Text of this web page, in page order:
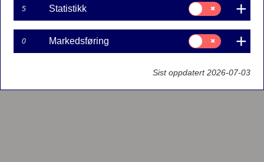
5 Statistikk
Samtykke
til:
Statistikk
0 Markedsføring
Samtykke
til:
Markedsføring
Sist oppdatert 2026-07-03